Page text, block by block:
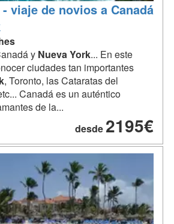
viaje de novios a Canadá
y NuevaYork... En este
ciudades tan importantes
, Toronto, las Cataratas del
Canadá es un auténtico
de la...
desde 2195€